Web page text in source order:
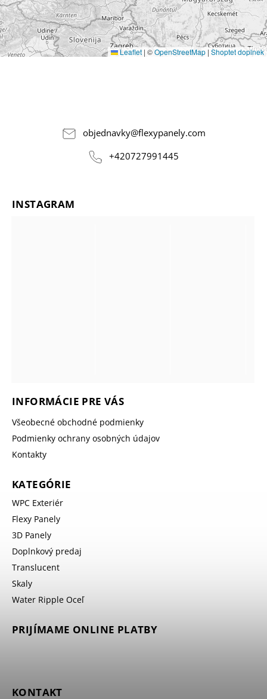
Leaflet | ©OpenStreetMap | Shoptet doplnek
objednavky@flexypanely.com
+420727991445
INFORMÁCIE PRE VÁS
Všeobecné obchodné podmienky
Podmienky ochrany osobných údajov
Kontakty
KATEGÓRIE
WPC Exteriér
Flexy Panely
3D Panely
Doplnkový predaj
Translucent
Skaly
Water Ripple Oceľ
INSTAGRAM
PRIJÍMAME ONLINE PLATBY
KONTAKT